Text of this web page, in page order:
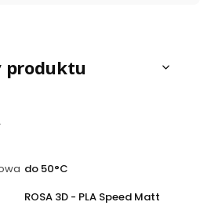
produktu
do 50°C
ROSA 3D - PLA Speed Matt